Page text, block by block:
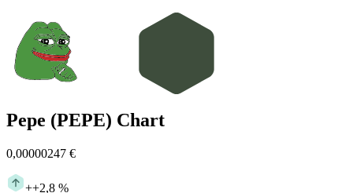
Pepe (PEPE) Chart
0,00000247 €
++2,8 %